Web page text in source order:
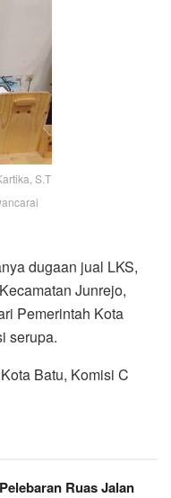
S.T
dugaan jual LKS,
Junrejo,
Pemerintah Kota
serupa.
Batu, Komisi C
Ruas Jalan